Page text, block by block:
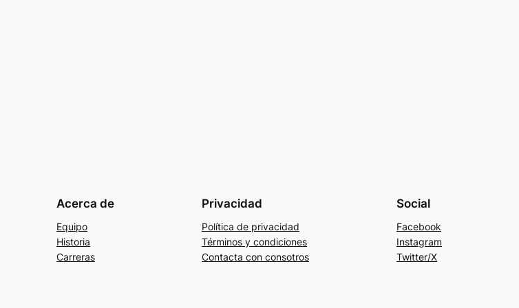
Acerca de
Equipo
Historia
Carreras
Privacidad
Política de privacidad
Términos y condiciones
Contacta con consotros
Social
Facebook
Instagram
Twitter/X